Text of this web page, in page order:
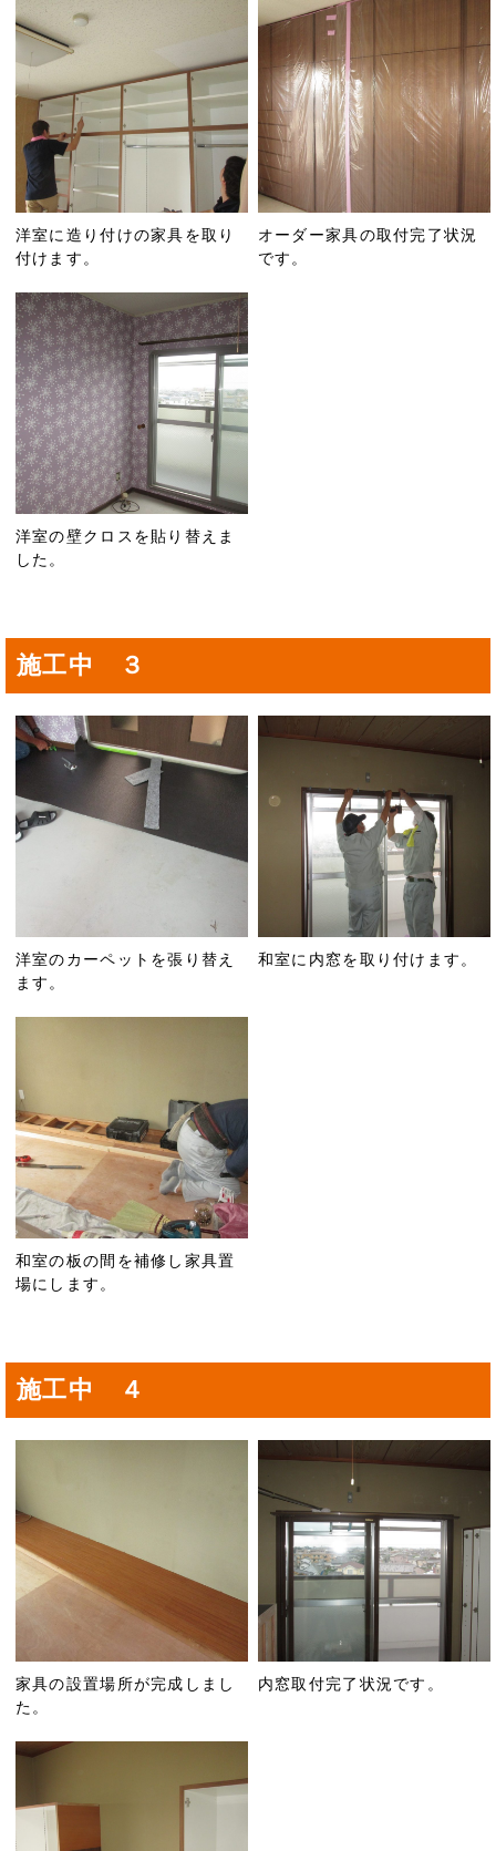
洋室に造り付けの家具を取り
付けます。
オーダー家具の取付完了状況
です。
洋室の壁クロスを貼り替えま
した。
施工中 ３
洋室のカーペットを張り替え
ます。
和室に内窓を取り付けます。
和室の板の間を補修し家具置
場にします。
施工中 ４
家具の設置場所が完成しまし
た。
内窓取付完了状況です。